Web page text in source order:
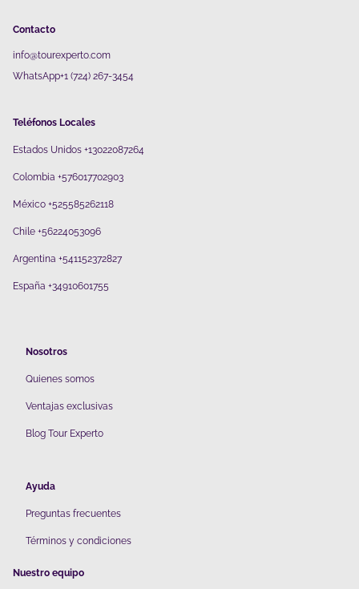
Contacto
info@tourexperto.com
WhatsApp+1 (724) 267-3454
Teléfonos Locales
Estados Unidos +13022087264
Colombia +576017702903
México +525585262118
Chile +56224053096
Argentina +541152372827
España +34910601755
Nosotros
Quienes somos
Ventajas exclusivas
Blog Tour Experto
Ayuda
Preguntas frecuentes
Términos y condiciones
Nuestro equipo